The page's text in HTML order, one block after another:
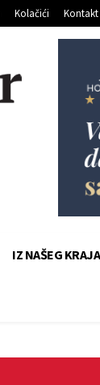
Kolačići Kontakt
IZ NAŠEG KRAJA